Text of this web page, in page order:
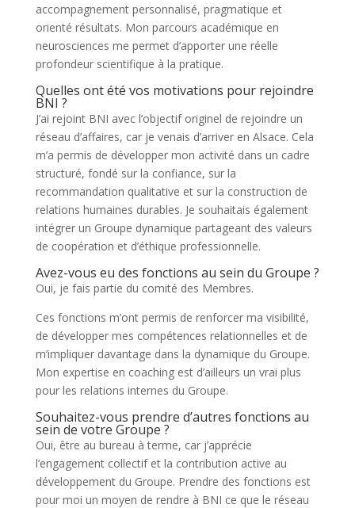
accompagnement personnalisé, pragmatique et
orienté résultats. Mon parcours académique en
neurosciences me permet d’apporter une réelle
profondeur scientifique à la pratique.
Quelles ont été vos motivations pour rejoindre
BNI ?
J’ai rejoint BNI avec l’objectif originel de rejoindre un
réseau d’affaires, car je venais d’arriver en Alsace. Cela
m’a permis de développer mon activité dans un cadre
structuré, fondé sur la confiance, sur la
recommandation qualitative et sur la construction de
relations humaines durables. Je souhaitais également
intégrer un Groupe dynamique partageant des valeurs
de coopération et d’éthique professionnelle.
Avez-vous eu des fonctions au sein du Groupe ?
Oui, je fais partie du comité des Membres.
Ces fonctions m’ont permis de renforcer ma visibilité,
de développer mes compétences relationnelles et de
m’impliquer davantage dans la dynamique du Groupe.
Mon expertise en coaching est d’ailleurs un vrai plus
pour les relations internes du Groupe.
Souhaitez-vous prendre d’autres fonctions au
sein de votre Groupe ?
Oui, être au bureau à terme, car j’apprécie
l’engagement collectif et la contribution active au
développement du Groupe. Prendre des fonctions est
pour moi un moyen de rendre à BNI ce que le réseau